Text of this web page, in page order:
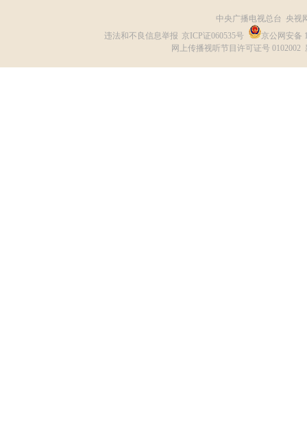
中央广播电视总台 央视
违法和不良信息举报 京ICP证060535号
京公网安备
网上传播视听节目许可证号 0102002